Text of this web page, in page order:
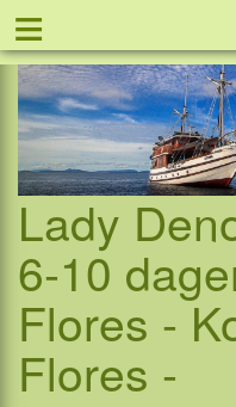
≡
Lady
6-10
Flores -
Flores -